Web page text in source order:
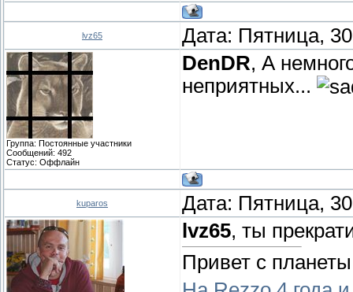
lvz65 Дата: Пятница,
Группа: Постоянные участники
Сообщений: 492
Статус: Оффлайн
DenDR, А
неприятных...
kuparos Дата: Пятница,
lvz65, ты
Привет с